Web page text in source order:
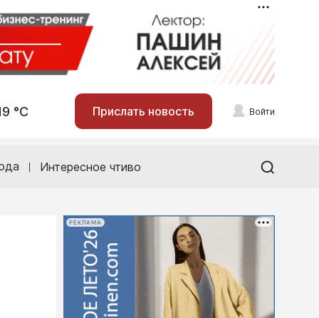
°С Прислать новость Войти
Интересное чтиво
РЕКЛАМА